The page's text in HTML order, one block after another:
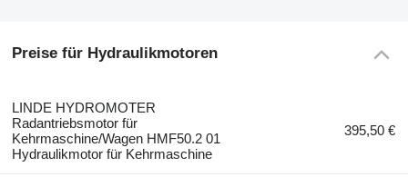
Preise für Hydraulikmotoren
LINDE HYDROMOTER
Radantriebsmotor für
Kehrmaschine/Wagen HMF50.2 01
Hydraulikmotor für Kehrmaschine
395,50 €